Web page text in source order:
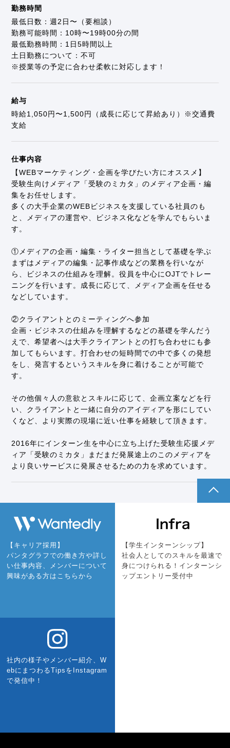
令等」という。）に関して
個人情報を取り扱う事業に関連する法令等を常に把
握することに努め、当社事業に従事する従業員（以
下、「従業員」という）に周知し、遵守いたしま
す。
3．個人情報の安全管理に関して
個人情報への不正アクセス、個人情報の漏えい、滅
人情報の安全管理のための迅速な是正措置を講じる
体制を構築し維持いたします。
点検を実施し、発見された違反や事故に対して、速
やかにこれを是正するとともに、弱点に対する予防
員に徹底いたします。
4．苦情・相談に関して
個人情報の取扱いに関する苦情及び相談について
は、個人情報問合せ窓口を設け、迅速な対応が可能
な体制を構築し、誠意をもって対応いたします。
当社の個人情報保護マネジメントシステムは、個人
情報保護のため、内部規程遵守状況を監視及び監査
し、違反、事件、事故及び弱点の発見に努め、経営
者による見直しを実施いたします。これを管理策及
び内部規程に反映し、個人情報保護マネジメントシ
法令等及びJIS Q 15001に準拠いたします。
制定日 2011年8月1日
株式会社パンタグラフ 代表取締役 丹羽 宏允
〒150-0021 東京都渋谷区恵比寿西2丁目17-6 代官
山ウェスト1階
TEL：03-5464-1444 （平日11:00 ～ 17:00）
個人情報保護管理者 丹羽 宏允
勤務時間
最低日数：週2日〜（要相談）
勤務可能時間：10時〜19時00分の間
最低勤務時間：1日5時間以上
土日勤務について：不可
※授業等の予定に合わせ柔軟に対応します！
給与
時給1,050円〜1,500円（成長に応じて昇給あり）※交通費
支給
仕事内容
【WEBマーケティング・企画を学びたい方にオススメ】
受験生向けメディア「受験のミカタ」のメディア企画・編
集をお任せします。
多くの大手企業のWEBビジネスを支援している社員のも
と、メディアの運営や、ビジネス化などを学んでもらいま
す。
①メディアの企画・編集・ライター担当として基礎を学ぶ
まずはメディアの編集・記事作成などの業務を行いなが
ら、ビジネスの仕組みを理解。役員を中心にOJTでトレー
ニングを行います。成長に応じて、メディア企画を任せる
などしています。
②クライアントとのミーティングへ参加
企画・ビジネスの仕組みを理解するなどの基礎を学んだう
えで、希望者へは大手クライアントとの打ち合わせにも参
加してもらいます。打合わせの短時間での中で多くの発想
をし、発言するというスキルを身に着けることが可能で
す。
その他個々人の意欲とスキルに応じて、企画立案などを行
い、クライアントと一緒に自分のアイディアを形にしてい
くなど、より実際の現場に近い仕事を経験して頂きます。
2016年にインターン生を中心に立ち上げた受験生応援メデ
ィア「受験のミカタ」まだまだ発展途上のこのメディアを
より良いサービスに発展させるための力を求めています。
pagetop
【キャリア採用】
パンタグラフでの働き方や詳し
い仕事内容、メンバーについて
興味がある方はこちらから
【学生インターンシップ】
社会人としてのスキルを最速で
身につけられる！インターンシ
ップエントリー受付中
社内の様子やメンバー紹介、W
ebにまつわるTipsをInstagram
で発信中！